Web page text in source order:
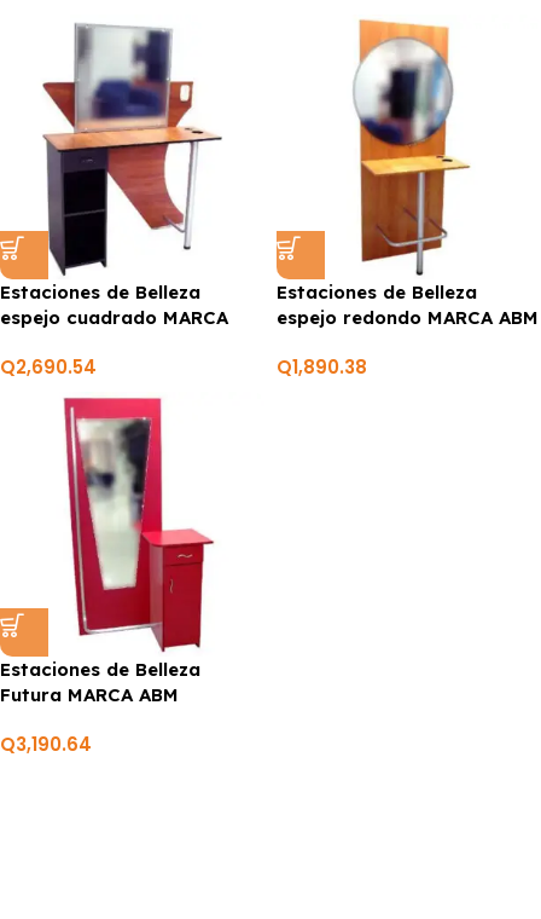
Estaciones de Belleza
espejo cuadrado MARCA
Q2,690.54
Estaciones de Belleza
espejo redondo MARCA ABM
Q1,890.38
Estaciones de Belleza
Futura MARCA ABM
Q3,190.64